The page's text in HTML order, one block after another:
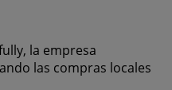
la empresa
las compras locales